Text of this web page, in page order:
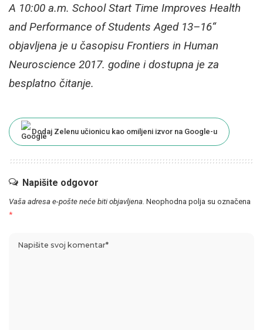
A 10:00 a.m. School Start Time Improves Health
and Performance of Students Aged 13–16“
objavljena je u časopisu Frontiers in Human
Neuroscience 2017. godine i dostupna je za
besplatno čitanje.
Dodaj Zelenu učionicu kao omiljeni izvor na Google-u
Napišite odgovor
Vaša adresa e-pošte neće biti objavljena. Neophodna polja su označena
*